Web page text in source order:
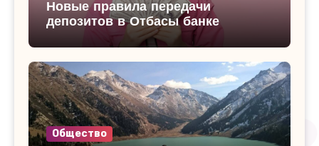
Новые правила передачи
депозитов в Отбасы банке
Общество